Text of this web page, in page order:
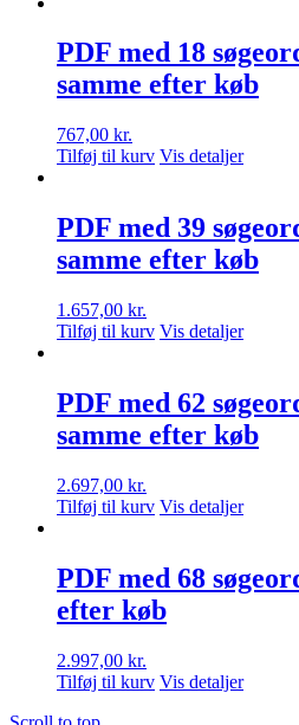
PDF med 18
samme efter køb
767,00 kr.
Tilføj til kurv Vis detaljer
PDF med 39
samme efter køb
1.657,00 kr.
Tilføj til kurv Vis detaljer
PDF med 62
samme efter køb
2.697,00 kr.
Tilføj til kurv Vis detaljer
PDF med 68
efter køb
2.997,00 kr.
Tilføj til kurv Vis detaljer